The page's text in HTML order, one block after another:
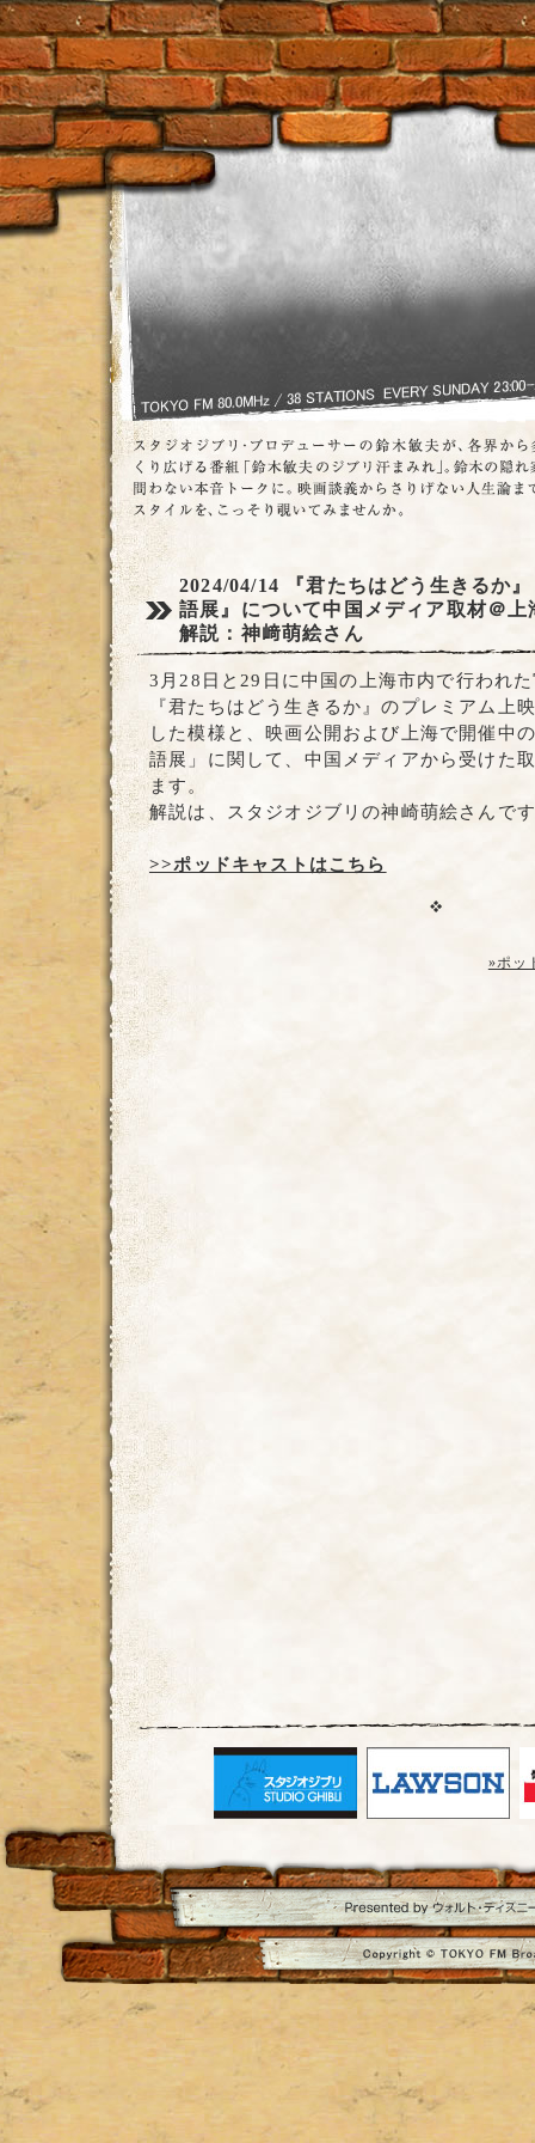
2024/04/14
『君たちはどう生きるか
語展』について中国メディア取材＠上
解説：神﨑萌絵さん
3月28日と29日に中国の上海市内で行われ
『君たちはどう生きるか』のプレミアム上
した模様と、映画公開および上海で開催中
語展」に関して、中国メディアから受けた
ます。
解説は、スタジオジブリの神崎萌絵さんで
>>ポッドキャストはこちら
»ポッ